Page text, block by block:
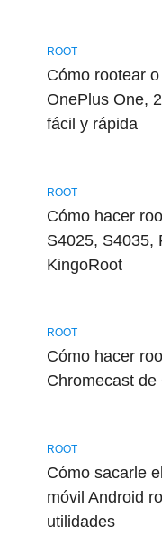
ROOT
Cómo rootear
OnePlus One,
fácil y rápida
ROOT
Cómo hacer
S4025, S4035,
KingoRoot
ROOT
Cómo hacer
Chromecast
ROOT
Cómo sacarle
móvil Android
utilidades